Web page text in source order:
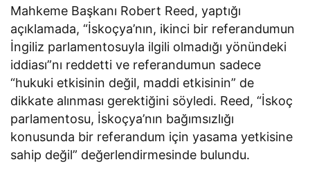
Mahkeme Başkanı Robert Reed, yaptığı
açıklamada, “İskoçya’nın, ikinci bir referandumun
İngiliz parlamentosuyla ilgili olmadığı yönündeki
iddiası”nı reddetti ve referandumun sadece
“hukuki etkisinin değil, maddi etkisinin” de
dikkate alınması gerektiğini söyledi. Reed, “İskoç
parlamentosu, İskoçya’nın bağımsızlığı
konusunda bir referandum için yasama yetkisine
sahip değil” değerlendirmesinde bulundu.